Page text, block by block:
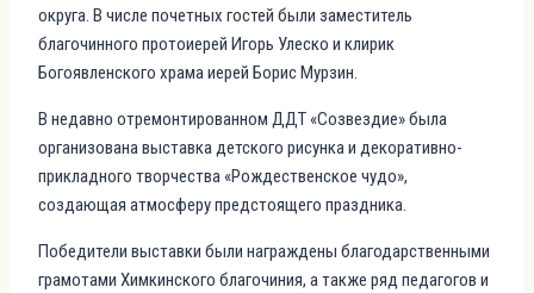
округа. В числе почетных гостей были заместитель
благочинного протоиерей Игорь Улеско и клирик
Богоявленского храма иерей Борис Мурзин.
В недавно отремонтированном ДДТ «Созвездие» была
организована выставка детского рисунка и декоративно-
прикладного творчества «Рождественское чудо»,
создающая атмосферу предстоящего праздника.
Победители выставки были награждены благодарственными
грамотами Химкинского благочиния, а также ряд педагогов и